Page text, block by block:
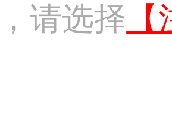
请选择